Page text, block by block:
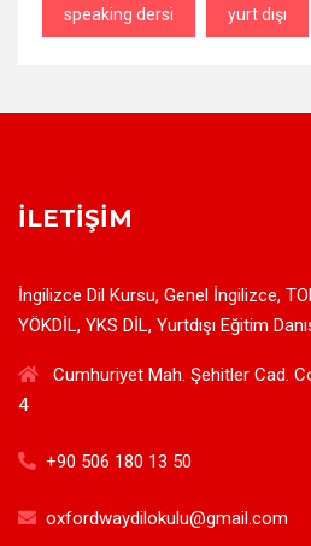
speaking dersi yurt dışı
İLETIŞIM
İngilizce Dil Kursu, Genel İngilizce,
YÖKDİL, YKS DİL, Yurtdışı Eğitim
Cumhuriyet Mah. Şehitler Cad.
4
+90 506 180 13 50
oxfordwaydilokulu@gmail.com